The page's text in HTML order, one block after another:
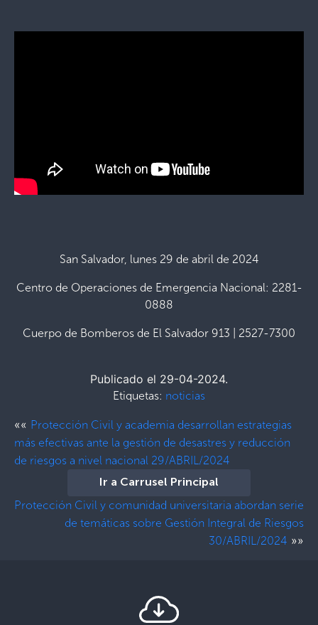
San Salvador, lunes 29 de abril de 2024
Centro de Operaciones de Emergencia Nacional: 2281-
0888
Cuerpo de Bomberos de El Salvador 913 | 2527-7300
Publicado el 29-04-2024.
Etiquetas: noticias
«« Protección Civil y academia desarrollan estrategias
más efectivas ante la gestión de desastres y reducción
de riesgos a nivel nacional 29/ABRIL/2024
Ir a Carrusel Principal
Protección Civil y comunidad universitaria abordan serie
de temáticas sobre Gestión Integral de Riesgos
30/ABRIL/2024 »»